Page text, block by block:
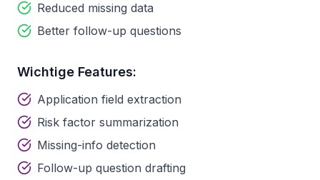
Reduced missing data
Better follow-up questions
Wichtige Features:
Application field extraction
Risk factor summarization
Missing-info detection
Follow-up question drafting